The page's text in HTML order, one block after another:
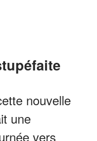
nouvelle
une
vers